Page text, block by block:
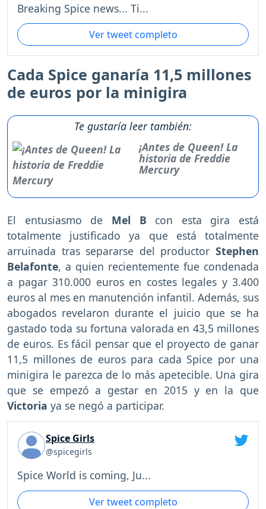
Breaking Spice news... Ti...
Ver tweet completo
Cada Spice ganaría 11,5 millones
de euros por la minigira
Te gustaría leer también:
¡Antes de Queen! La
historia de Freddie
Mercury
El entusiasmo de Mel B con esta gira está
totalmente justificado ya que está totalmente
arruinada tras separarse del productor Stephen
Belafonte, a quien recientemente fue condenada
a pagar 310.000 euros en costes legales y 3.400
euros al mes en manutención infantil. Además, sus
abogados revelaron durante el juicio que se ha
gastado toda su fortuna valorada en 43,5 millones
de euros. Es fácil pensar que el proyecto de ganar
11,5 millones de euros para cada Spice por una
minigira le parezca de lo más apetecible. Una gira
que se empezó a gestar en 2015 y en la que
Victoria ya se negó a participar.
Spice Girls
@spicegirls
Spice World is coming, Ju...
Ver tweet completo